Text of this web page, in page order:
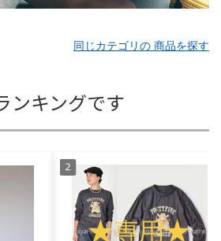
同じカテゴリの 商品を探す
ンキングです